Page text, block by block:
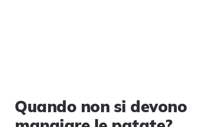
Quando non si devono